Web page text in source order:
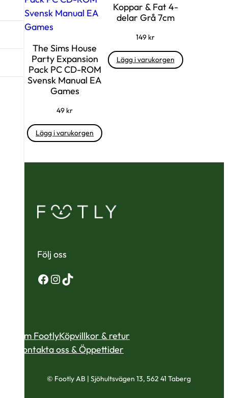
The Sims House
Party Expansion
Pack PC CD-ROM
Svensk Manual EA
Games
49 kr
Lägg i varukorgen
Koppar & Fat 4-
delar Grå 7cm
149 kr
Lägg i varukorgen
Följ oss
Facebook
Instagram
TikTok
Om FootlyKöpvillkor & retur
Kontakta oss & Öppettider
© Footly AB | Sjöhultsvägen 13, 562 41 Taberg